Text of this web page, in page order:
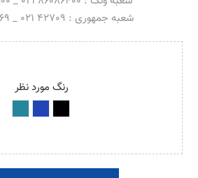
شعبه جمهوری : 42709 021 _ 66488069 021
رنگ مورد نظر